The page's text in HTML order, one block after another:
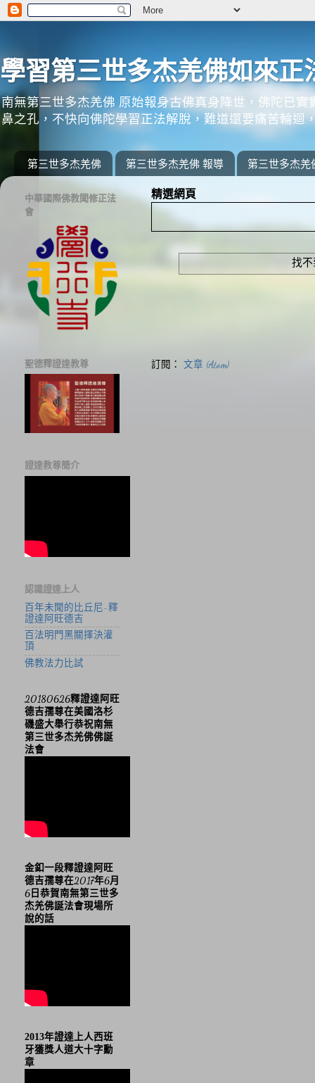
學習第三世多杰羌佛如來正
南無第三世多杰羌佛 原始報身古佛真身降世，佛陀已
鼻之孔，不快向佛陀學習正法解脫，難道還要痛苦輪迴
第三世多杰羌佛 第三世多杰羌佛 報導 第三世多杰羌
精選網頁
找
訂閱： 文章 (Atom)
中華國際佛教聞修正法
會
聖德釋證達教尊
證達教尊簡介
認識證達上人
百年未聞的比丘尼-釋
證達阿旺德吉
百法明門黑關擇決灌
頂
佛教法力比試
20180626釋證達阿旺
德吉孺尊在美國洛杉
磯盛大舉行恭祝南無
第三世多杰羌佛佛誕
法會
金釦一段釋證達阿旺
德吉孺尊在2017年6月
6日恭賀南無第三世多
杰羌佛誕法會現場所
說的話
2013年證達上人西班
牙獲獎人道大十字勳
章